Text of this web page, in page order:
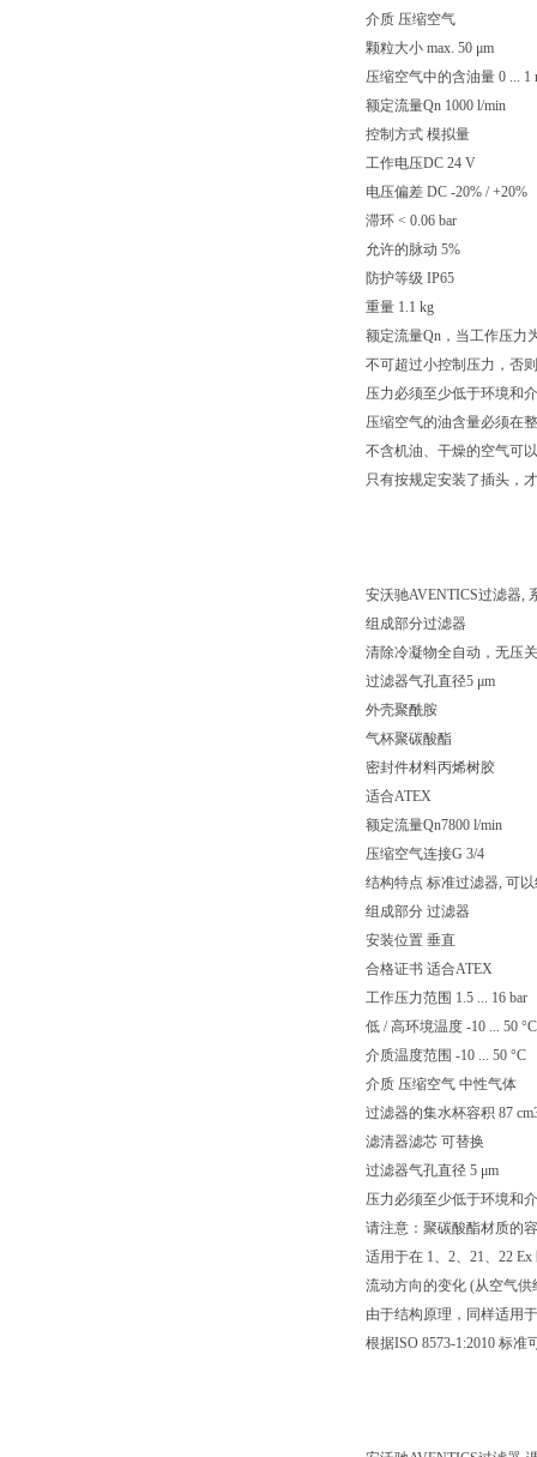
介质 压缩空气
颗粒大小 max. 50 μm
压缩空气中的含油量 0 ... 1
额定流量Qn 1000 l/min
控制方式 模拟量
工作电压DC 24 V
电压偏差 DC -20% / +20%
滞环 < 0.06 bar
允许的脉动 5%
防护等级 IP65
重量 1.1 kg
额定流量Qn，当工作压力
不可超过小控制压力，否
压力必须至少低于环境和
压缩空气的油含量必须在
不含机油、干燥的空气可
只有按规定安装了插头，
安沃驰AVENTICS过滤器,
组成部分过滤器
清除冷凝物全自动，无压
过滤器气孔直径5 μm
外壳聚酰胺
气杯聚碳酸酯
密封件材料丙烯树胶
适合ATEX
额定流量Qn7800 l/min
压缩空气连接G 3/4
结构特点 标准过滤器, 可
组成部分 过滤器
安装位置 垂直
合格证书 适合ATEX
工作压力范围 1.5 ... 16 bar
低 / 高环境温度 -10 ... 50 °C
介质温度范围 -10 ... 50 °C
介质 压缩空气 中性气体
过滤器的集水杯容积 87
滤清器滤芯 可替换
过滤器气孔直径 5 μm
压力必须至少低于环境和
请注意：聚碳酸酯材质的
适用于在 1、2、21、22
流动方向的变化 (从空气
由于结构原理，同样适用
根据ISO 8573-1:2010 标准